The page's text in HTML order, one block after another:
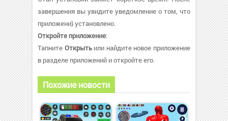
завершения вы увидите уведомление о том, что
приложени} установлено.
Откройте приложение:
Тапните Открытьили найдите новое приложение
в разделе приложений и откройте его.
Похожие новости